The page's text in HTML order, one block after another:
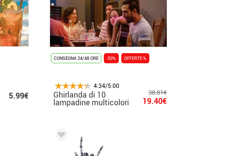
5.99€
CONSEGNA 24/48 ORE -50% OFFERTE %
4.34/5.00
Ghirlanda di 10
lampadine multicolori
per giardino
38.81€
19.40€